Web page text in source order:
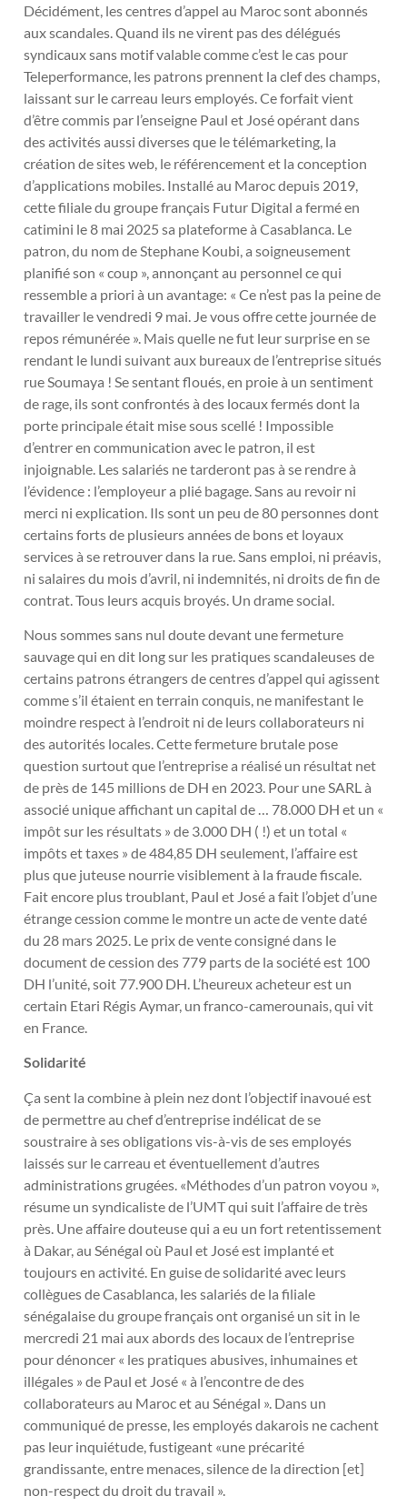
Décidément, les centres d’appel au Maroc sont abonnés
aux scandales. Quand ils ne virent pas des délégués
syndicaux sans motif valable comme c’est le cas pour
Teleperformance, les patrons prennent la clef des champs,
laissant sur le carreau leurs employés. Ce forfait vient
d’être commis par l’enseigne Paul et José opérant dans
des activités aussi diverses que le télémarketing, la
création de sites web, le référencement et la conception
d’applications mobiles. Installé au Maroc depuis 2019,
cette filiale du groupe français Futur Digital a fermé en
catimini le 8 mai 2025 sa plateforme à Casablanca. Le
patron, du nom de Stephane Koubi, a soigneusement
planifié son « coup », annonçant au personnel ce qui
ressemble a priori à un avantage: « Ce n’est pas la peine de
travailler le vendredi 9 mai. Je vous offre cette journée de
repos rémunérée ». Mais quelle ne fut leur surprise en se
rendant le lundi suivant aux bureaux de l’entreprise situés
rue Soumaya ! Se sentant floués, en proie à un sentiment
de rage, ils sont confrontés à des locaux fermés dont la
porte principale était mise sous scellé ! Impossible
d’entrer en communication avec le patron, il est
injoignable. Les salariés ne tarderont pas à se rendre à
l’évidence : l’employeur a plié bagage. Sans au revoir ni
merci ni explication. Ils sont un peu de 80 personnes dont
certains forts de plusieurs années de bons et loyaux
services à se retrouver dans la rue. Sans emploi, ni préavis,
ni salaires du mois d’avril, ni indemnités, ni droits de fin de
contrat. Tous leurs acquis broyés. Un drame social.
Nous sommes sans nul doute devant une fermeture
sauvage qui en dit long sur les pratiques scandaleuses de
certains patrons étrangers de centres d’appel qui agissent
comme s’il étaient en terrain conquis, ne manifestant le
moindre respect à l’endroit ni de leurs collaborateurs ni
des autorités locales. Cette fermeture brutale pose
question surtout que l’entreprise a réalisé un résultat net
de près de 145 millions de DH en 2023. Pour une SARL à
associé unique affichant un capital de … 78.000 DH et un «
impôt sur les résultats » de 3.000 DH ( !) et un total «
impôts et taxes » de 484,85 DH seulement, l’affaire est
plus que juteuse nourrie visiblement à la fraude fiscale.
Fait encore plus troublant, Paul et José a fait l’objet d’une
étrange cession comme le montre un acte de vente daté
du 28 mars 2025. Le prix de vente consigné dans le
document de cession des 779 parts de la société est 100
DH l’unité, soit 77.900 DH. L’heureux acheteur est un
certain Etari Régis Aymar, un franco-camerounais, qui vit
en France.
Solidarité
Ça sent la combine à plein nez dont l’objectif inavoué est
de permettre au chef d’entreprise indélicat de se
soustraire à ses obligations vis-à-vis de ses employés
laissés sur le carreau et éventuellement d’autres
administrations grugées. «Méthodes d’un patron voyou »,
résume un syndicaliste de l’UMT qui suit l’affaire de très
près. Une affaire douteuse qui a eu un fort retentissement
à Dakar, au Sénégal où Paul et José est implanté et
toujours en activité. En guise de solidarité avec leurs
collègues de Casablanca, les salariés de la filiale
sénégalaise du groupe français ont organisé un sit in le
mercredi 21 mai aux abords des locaux de l’entreprise
pour dénoncer « les pratiques abusives, inhumaines et
illégales » de Paul et José « à l’encontre de des
collaborateurs au Maroc et au Sénégal ». Dans un
communiqué de presse, les employés dakarois ne cachent
pas leur inquiétude, fustigeant «une précarité
grandissante, entre menaces, silence de la direction [et]
non-respect du droit du travail ».